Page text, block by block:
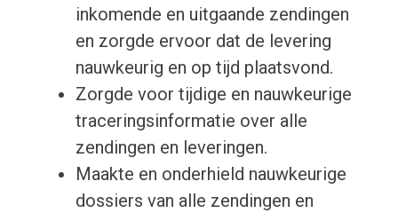
inkomende en uitgaande zendingen
en zorgde ervoor dat de levering
nauwkeurig en op tijd plaatsvond.
Zorgde voor tijdige en nauwkeurige
traceringsinformatie over alle
zendingen en leveringen.
Maakte en onderhield nauwkeurige
dossiers van alle zendingen en